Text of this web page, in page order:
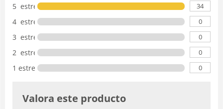
5 estrellas 34
4 estrellas 0
3 estrellas 0
2 estrellas 0
1 estrella 0
Valora este producto